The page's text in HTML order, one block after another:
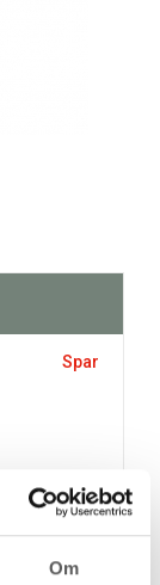
Om
Spar